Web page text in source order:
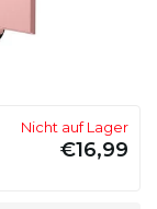
Nicht auf Lager
€16,99